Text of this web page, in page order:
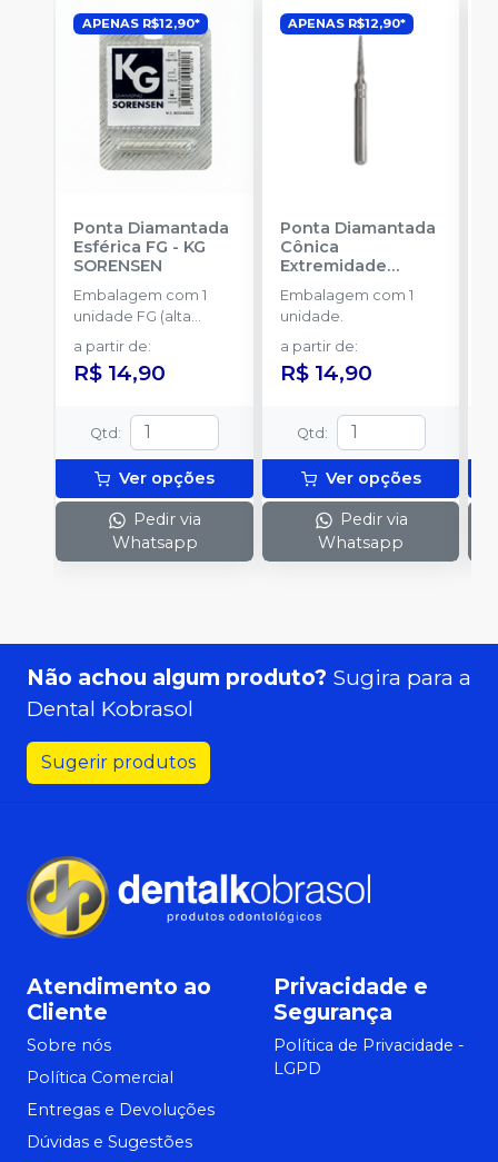
APENAS R$12,90*
Ponta Diamantada
Esférica FG - KG
SORENSEN
Embalagem com 1
unidade FG (alta
rotação).
a partir de:
R$ 14,90
Qtd:
Ver opções
Pedir via
Whatsapp
APENAS R$12,90*
Ponta Diamantada
Cônica
Extremidade
Arredondada FG
KG SORENSEN
Embalagem com 1
unidade.
a partir de:
R$ 14,90
Qtd:
Ver opções
Pedir via
Whatsapp
Não achou algum produto? Sugira para a
Dental Kobrasol
Sugerir produtos
Atendimento ao
Cliente
Sobre nós
Política Comercial
Entregas e Devoluções
Dúvidas e Sugestões
Privacidade e
Segurança
Política de Privacidade -
LGPD